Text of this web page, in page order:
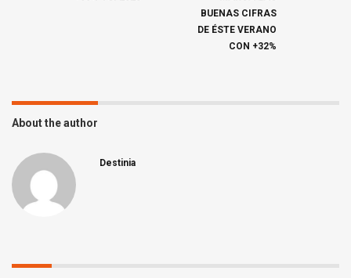
BUENAS CIFRAS
DE ÉSTE VERANO
CON +32%
About the author
Destinia